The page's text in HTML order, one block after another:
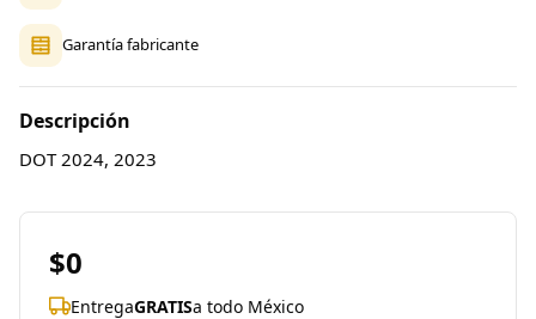
Garantía fabricante
Descripción
DOT 2024, 2023
$0
EntregaGRATISa todo México